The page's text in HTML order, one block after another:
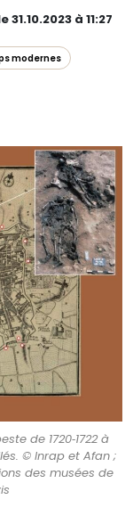
à 11:27
modernes
de 1720‑1722 à
© Inrap et Afan ;
des musées de